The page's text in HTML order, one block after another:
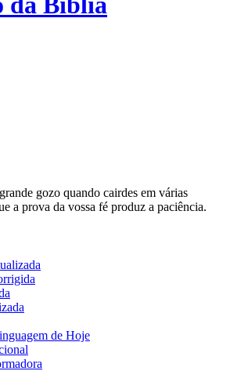
gozo quando cairdes em várias
a prova da vossa fé produz a paciência.
de Hoje